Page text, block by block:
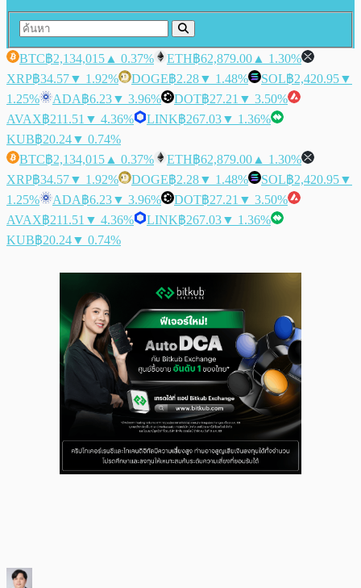
BTC฿2,134,015 ▲ 0.37% ETH฿62,879.00 ▲ 1.30%
XRP฿34.57▼ 1.92% DOGE฿2.28▼ 1.48% SOL฿2,420.95▼
1.25%
ADA฿6.23▼ 3.96% DOT฿27.21 ▼ 3.50%
AVAX฿211.51 ▼ 4.36% LINK฿267.03▼ 1.36%
KUB฿20.24▼ 0.74%
BTC฿2,134,015 ▲ 0.37% ETH฿62,879.00 ▲ 1.30%
XRP฿34.57▼ 1.92% DOGE฿2.28▼ 1.48% SOL฿2,420.95▼
1.25%
ADA฿6.23▼ 3.96% DOT฿27.21 ▼ 3.50%
AVAX฿211.51 ▼ 4.36% LINK฿267.03▼ 1.36%
KUB฿20.24▼ 0.74%